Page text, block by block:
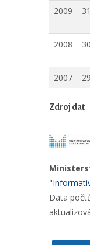
2009
2008
2007
Zdroj dat
"
Data